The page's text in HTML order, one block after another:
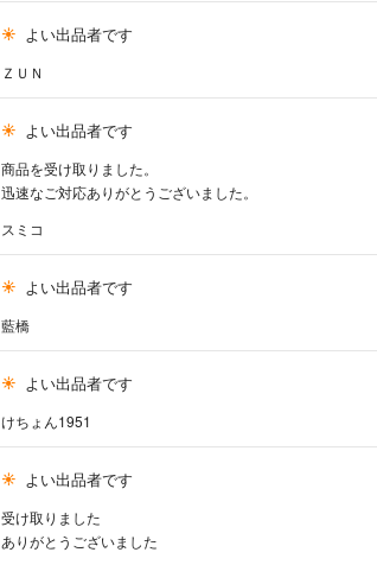
よい出品者です
ＺＵＮ
よい出品者です
商品を受け取りました。
迅速なご対応ありがとうございました。
スミコ
よい出品者です
藍橋
よい出品者です
けちょん1951
よい出品者です
受け取りました
ありがとうございました